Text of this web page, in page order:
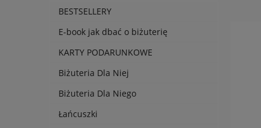
BESTSELLERY
E-book jak dbać o biżuterię
KARTY PODARUNKOWE
Biżuteria Dla Niej
Biżuteria Dla Niego
Łańcuszki